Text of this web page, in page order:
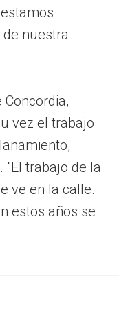
nuestra
vez el trabajo
"El trabajo de la
ve en la calle.
estos años se